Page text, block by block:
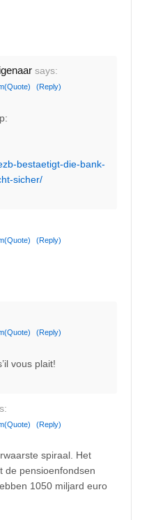
says:
(Quote) (Reply)
bestaetigt-die-bank-
sicher/
(Quote) (Reply)
(Quote) (Reply)
vous plait!
(Quote) (Reply)
spiraal. Het
de pensioenfondsen
1050 miljard euro